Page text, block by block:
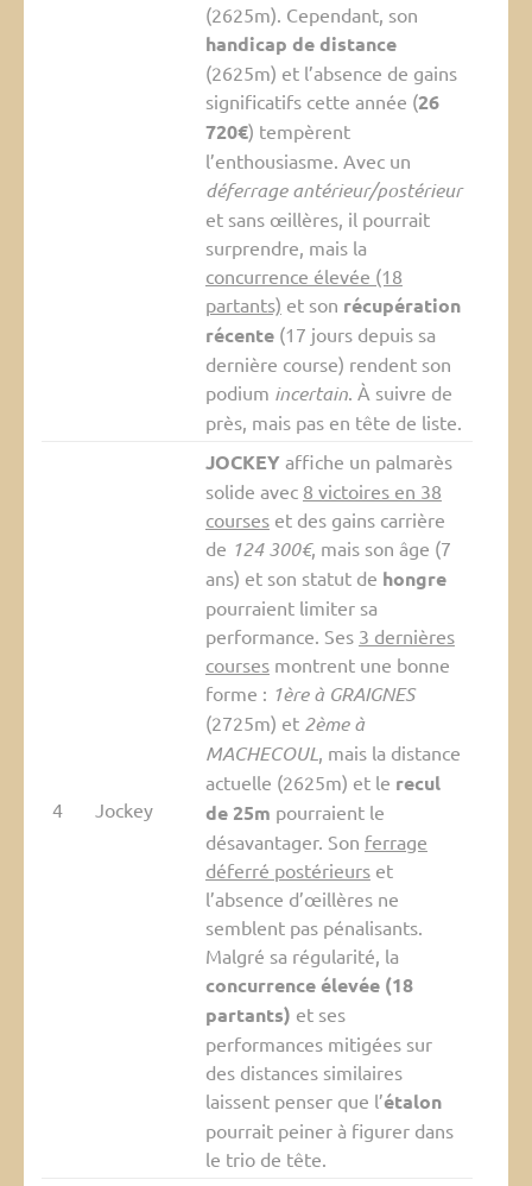
(2625m). Cependant, son
handicap de distance
(2625m) et l’absence de gains
significatifs cette année (26
720€) tempèrent
l’enthousiasme. Avec un
déferrage antérieur/postérieur
et sans œillères, il pourrait
surprendre, mais la
concurrence élevée (18
partants) et son récupération
récente(17 jours depuis sa
dernière course) rendent son
podium incertain. À suivre de
près, mais pas en tête de liste.
4 Jockey
JOCKEYaffiche un palmarès
solide avec 8 victoires en 38
courseset des gains carrière
de 124 300€, mais son âge (7
ans) et son statut de hongre
pourraient limiter sa
performance. Ses 3 dernières
coursesmontrent une bonne
forme : 1ère à GRAIGNES
(2725m) et 2ème à
MACHECOUL, mais la distance
actuelle (2625m) et le recul
de 25m pourraient le
désavantager. Son ferrage
déferré postérieurset
l’absence d’œillères ne
semblent pas pénalisants.
Malgré sa régularité, la
concurrence élevée (18
partants) et ses
performances mitigées sur
des distances similaires
laissent penser que l’étalon
pourrait peiner à figurer dans
le trio de tête.